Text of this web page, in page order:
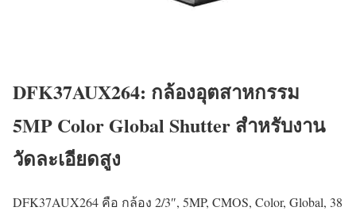
DFK37AUX264: กล้องอุตสาหกรรม
5MP Color Global Shutter สำหรับงาน
วัดละเอียดสูง
DFK37AUX264 คือ กล้อง 2/3″, 5MP, CMOS, Color, Global, 38